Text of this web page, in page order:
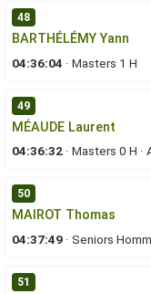
48
BARTHÉLÉMY Yann
04:36:04 ·Masters 1 H
49
MÉAUDE Laurent
04:36:32 ·Masters 0 H ·
50
MAIROT Thomas
04:37:49 ·Seniors
51